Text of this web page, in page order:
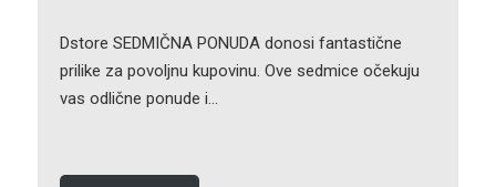
Dstore SEDMIČNA PONUDA donosi fantastične
prilike za povoljnu kupovinu. Ove sedmice očekuju
vas odlične ponude i…